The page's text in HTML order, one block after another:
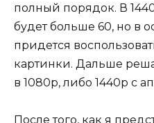
полный порядок. В
будет больше 60, но в
придется
картинки. Дальше
в 1080р, либо 1440р с
После того, как я